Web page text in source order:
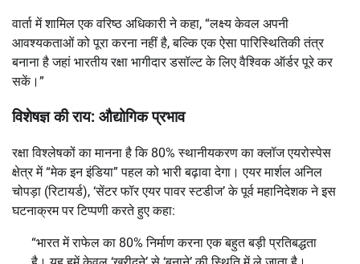
वार्ता में शामिल एक वरिष्ठ अधिकारी ने कहा, “लक्ष्य केवल अपनी
आवश्यकताओं को पूरा करना नहीं है, बल्कि एक ऐसा पारिस्थितिकी तंत्र
बनाना है जहां भारतीय रक्षा भागीदार डसॉल्ट के लिए वैश्विक ऑर्डर पूरे कर
सकें।”
विशेषज्ञ की राय: औद्योगिक प्रभाव
रक्षा विश्लेषकों का मानना ​​है कि 80% स्थानीयकरण का क्लॉज एयरोस्पेस
क्षेत्र में “मेक इन इंडिया” पहल को भारी बढ़ावा देगा। एयर मार्शल अनिल
चोपड़ा (रिटायर्ड), ‘सेंटर फॉर एयर पावर स्टडीज’ के पूर्व महानिदेशक ने इस
घटनाक्रम पर टिप्पणी करते हुए कहा:
“भारत में राफेल का 80% निर्माण करना एक बहुत बड़ी प्रतिबद्धता